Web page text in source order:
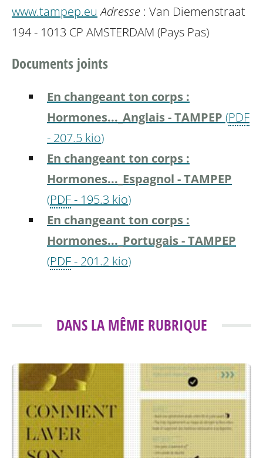
www.tampep.eu Adresse : Van Diemenstraat
194 - 1013 CP AMSTERDAM (Pays Pas)
Documents joints
En changeant ton corps :
Hormones..._Anglais - TAMPEP (PDF
- 207.5 kio)
En changeant ton corps :
Hormones..._Espagnol - TAMPEP
(PDF- 195.3 kio)
En changeant ton corps :
Hormones..._Portugais - TAMPEP
(PDF- 201.2 kio)
DANS LA MÊME RUBRIQUE